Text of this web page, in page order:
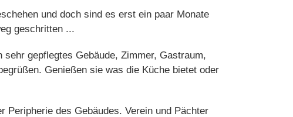
und doch sind es erst ein paar Monate
geschritten ...
gepflegtes Gebäude, Zimmer, Gastraum,
Genießen sie was die Küche bietet oder
Peripherie des Gebäudes. Verein und Pächter